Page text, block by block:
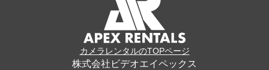
カメラレンタルのTOPページ
株式会社ビデオエイペックス